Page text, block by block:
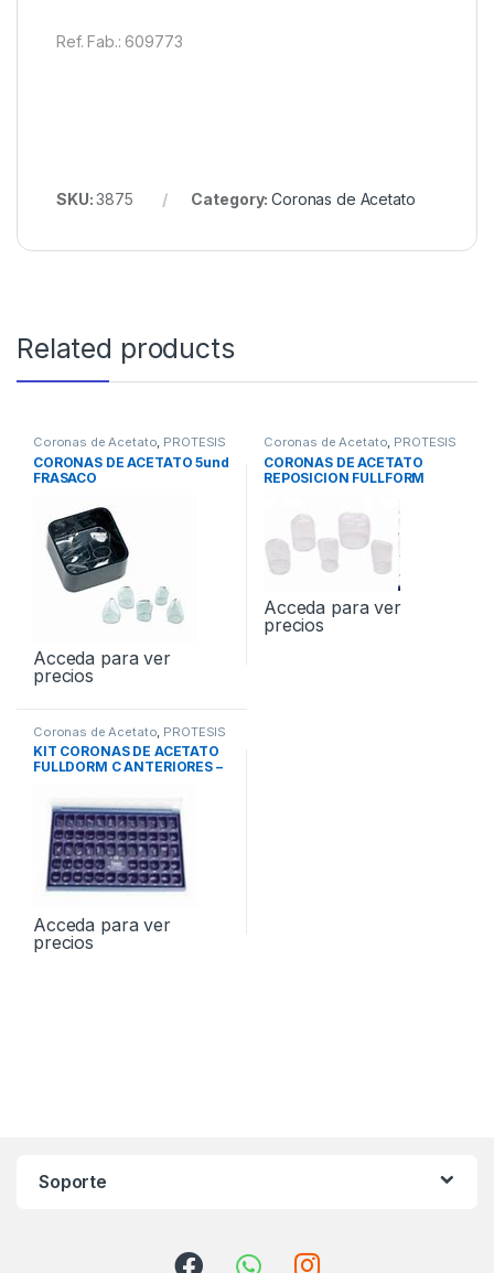
Ref. Fab.: 609773
SKU:3875 Category:Coronas de Acetato
Related products
Coronas de Acetato PROTESIS
CORONAS DE ACETATO 5und
FRASACO
Acceda para ver
precios
Coronas de Acetato PROTESIS
CORONAS DE ACETATO
REPOSICION FULLFORM
Acceda para ver
precios
Coronas de Acetato PROTESIS
KIT CORONAS DE ACETATO
FULLDORM C ANTERIORES –
Acceda para ver
precios
Soporte